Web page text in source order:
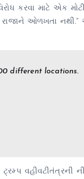
વિરોધ કરવા માટે
ઓળખતા
different locations.
વહીવટીતંત્રની